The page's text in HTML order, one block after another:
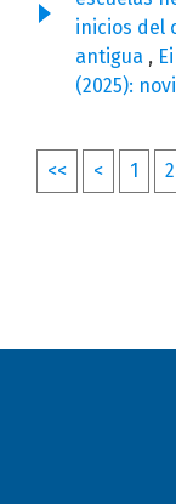
inicios del
antigua ,
(2025):
<< < 1 2